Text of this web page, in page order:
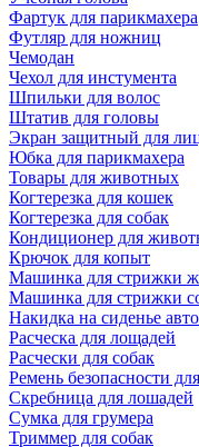
Фартук для парикмахера
Футляр для ножниц
Чемодан
Чехол для инстумента
Шпильки для волос
Штатив для головы
Экран защитный для
Юбка для парикмахера
Товары для животных
Когтерезка для кошек
Когтерезка для собак
Кондиционер для
Крючок для копыт
Машинка для стрижки
Машинка для стрижки
Накидка на сиденье
Расческа для лощадей
Расчески для собак
Ремень безопасности
Скребница для лошадей
Сумка для грумера
Триммер для собак